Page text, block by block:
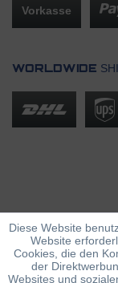
Vorkasse
WORLDWIDE
Diese Website
Website
Cookies, die den
der
Websites und